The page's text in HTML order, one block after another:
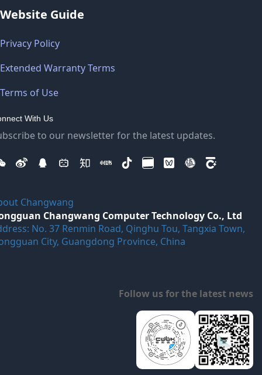
Website Guide
Privacy Policy
Extended Warranty Terms
Terms of Use
With Us
to our newsletter for the latest updates.
Changwang
Changwang Computer Technology Co., Ltd
No. 37 Renmin Road, Qinghu Tou, Tangxia Town,
City, Guangdong Province, China
Follow us for the latest news